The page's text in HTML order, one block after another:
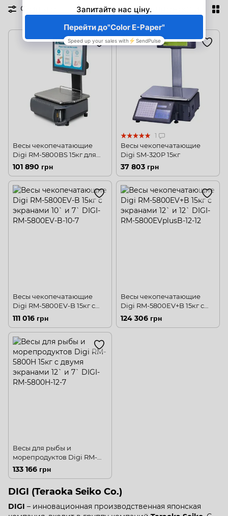
Фильтр По популярности
Весы чекопечатающие
Digi RM-5800BS 15кг для
самообслуживания c
экраном 15`
101 890 грн
НОВИНКА
1
Весы чекопечатающие
Digi SM-320P 15кг
37 803 грн
Весы чекопечатающие
Digi RM-5800EV-B 15кг c
экранами 10` и 7`
111 016 грн
Весы чекопечатающие
Digi RM-5800EV+B 15кг c
экранами 12` и 12`
124 306 грн
Весы для рыбы и
морепродуктов Digi RM-
5800H 15кг c двумя
экранами 12` и 7`
133 166 грн
DIGI (Teraoka Seiko Co.)
DIGI – инновационная производственная японская